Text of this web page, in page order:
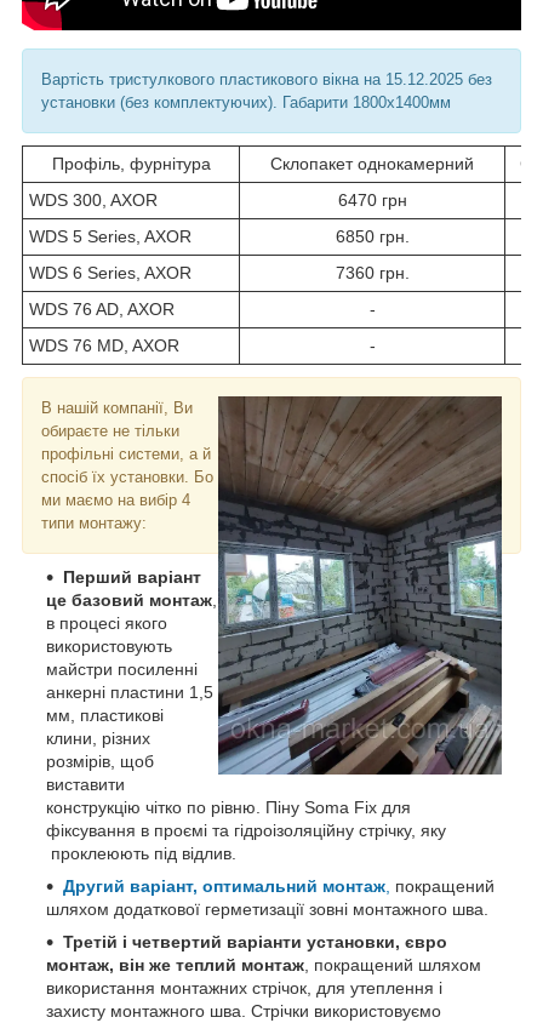
Вартість тристулкового пластикового вікна на 15.12.2025 без
установки (без комплектуючих). Габарити 1800х1400мм
Профіль, фурнітура Склопакет однокамерний
WDS 300, AXOR
6470 грн
WDS 5 Series, AXOR
6850 грн.
WDS 6 Series, AXOR
7360 грн.
WDS 76 AD, AXOR
-
WDS 76 MD, AXOR
-
В нашій компанії, Ви
обираєте не тільки
профільні системи, а й
спосіб їх установки. Бо
ми маємо на вибір 4
типи монтажу:
Перший варіант
це базовий монтаж,
в процесі якого
використовують
майстри посиленні
анкерні пластини 1,5
мм, пластикові
клини, різних
розмірів, щоб
виставити
конструкцію чітко по рівню. Піну Soma Fix для
фіксування в проємі та гідроізоляційну стрічку, яку
проклеюють під відлив.
Другий варіант, оптимальний монтаж, покращений
шляхом додаткової герметизації зовні монтажного шва.
Третій і четвертий варіанти установки, євро
монтаж, він же теплий монтаж, покращений шляхом
використання монтажних стрічок, для утеплення і
захисту монтажного шва. Стрічки використовуємо